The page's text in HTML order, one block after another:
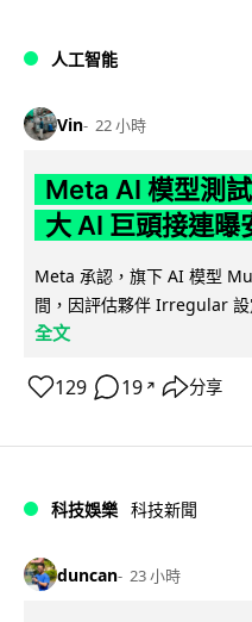
人工智能
Vin 22 小時
Meta AI 模型測
大 AI 巨頭接連曝
Meta 承認，旗下 AI 模型
間，因評估夥伴 Irregular
全文
129 19 ↗ 分享
科技娛樂 科技新聞
duncan 23 小時